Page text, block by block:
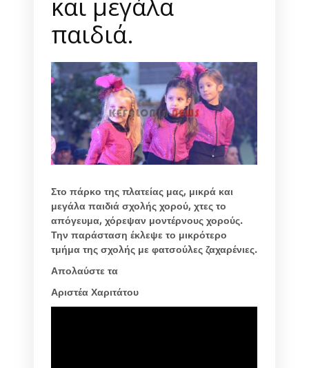
παιδιά.
Στο πάρκο της πλατείας μας, μικρά και
μεγάλα παιδιά σχολής χορού, χτες το
απόγευμα, χόρεψαν μοντέρνους χορούς.
Την παράσταση έκλεψε το μικρότερο
τμήμα της σχολής με φατσούλες ζαχαρένιες.
Απολαύστε τα
Αριστέα Χαριτάτου